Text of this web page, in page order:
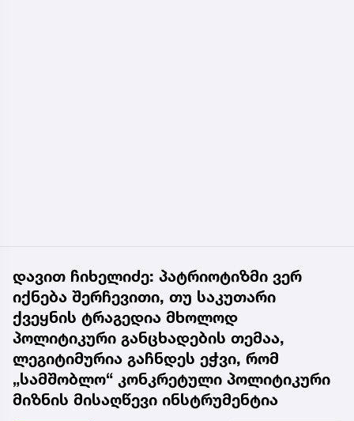
დავით ჩიხელიძე: პატრიოტიზმი ვერ
იქნება შერჩევითი, თუ საკუთარი
ქვეყნის ტრაგედია მხოლოდ
პოლიტიკური განცხადების თემაა,
ლეგიტიმურია გაჩნდეს ეჭვი, რომ
„სამშობლო“ კონკრეტული პოლიტიკური
მიზნის მისაღწევი ინსტრუმენტია